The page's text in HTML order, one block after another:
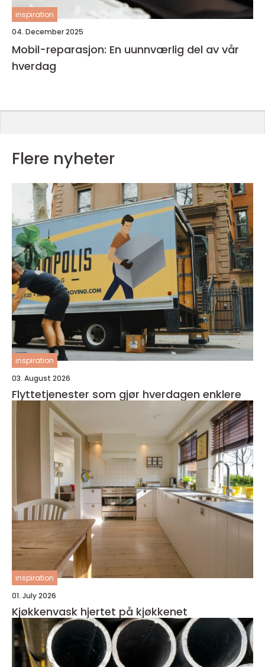
inspiration
04. December 2025
Mobil-reparasjon: En uunnværlig del av vår
hverdag
Flere nyheter
inspiration
03. August 2026
Flyttetjenester som gjør hverdagen enklere
inspiration
01. July 2026
Kjøkkenvask hjertet på kjøkkenet